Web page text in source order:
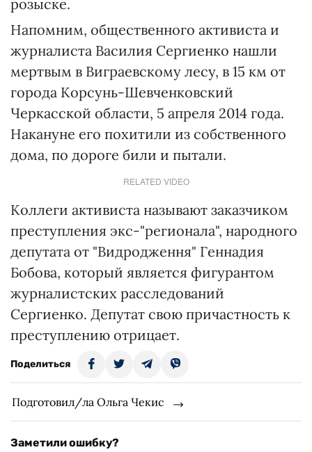
розыске.
Напомним, общественного активиста и
журналиста Василия Сергиенко нашли
мертвым в Виграевскому лесу, в 15 км от
города Корсунь-Шевченковский
Черкасской области, 5 апреля 2014 года.
Накануне его похитили из собственного
дома, по дороге били и пытали.
RELATED VIDEO
Коллеги активиста называют заказчиком
преступления экс-"регионала", народного
депутата от "Видродження" Геннадия
Бобова, который является фигурантом
журналистских расследований
Сергиенко. Депутат свою причастность к
преступлению отрицает.
Поделиться
Подготовил/ла Ольга Чекис
Заметили ошибку?